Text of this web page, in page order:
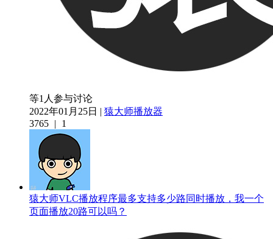
等1人参与讨论
2022年01月25日 | 猿大师播放器
3765 | 1
猿大师VLC播放程序最多支持多少路同时播放，我一个
页面播放20路可以吗？